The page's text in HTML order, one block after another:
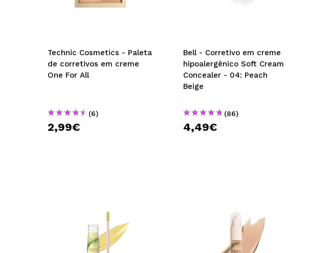
Technic Cosmetics - Paleta
de corretivos em creme
One For All
(6)
2,99€
Bell - Corretivo em creme
hipoalergênico Soft Cream
Concealer - 04: Peach
Beige
(86)
4,49€